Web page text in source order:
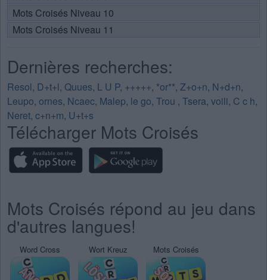
Mots Croisés Niveau 10
Mots Croisés Niveau 11
Dernières recherches:
Resol, D+t+l, Quues, L U P, +++++, *or**, Z+o+n, N+d+n,
Leupo, ornes, Ncaec, Malep, le go, Trou , Tsera, voili, C c h,
Neret, c+n+m, U+t+s
Télécharger Mots Croisés
Mots Croisés répond au jeu dans
d'autres langues!
Word Cross Wort Kreuz Mots Croisés